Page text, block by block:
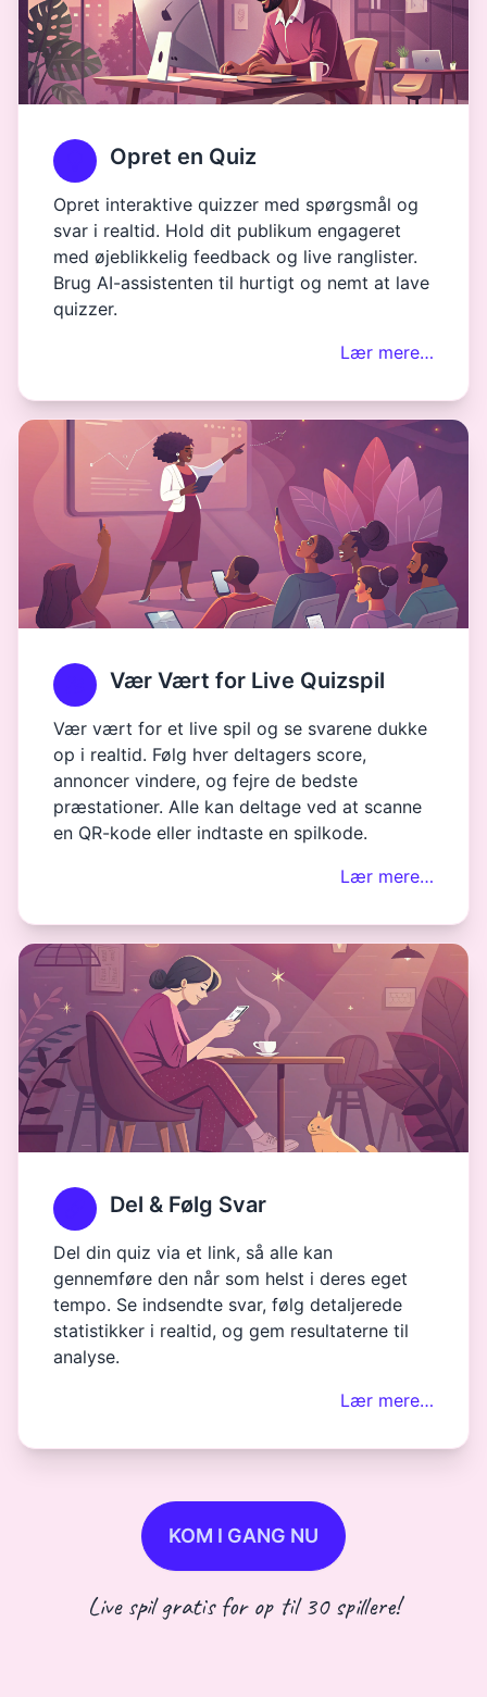
Opret en Quiz
Opret interaktive quizzer med spørgsmål og
svar i realtid. Hold dit publikum engageret
med øjeblikkelig feedback og live ranglister.
Brug AI-assistenten til hurtigt og nemt at lave
quizzer.
Lær mere…
Vær Vært for Live Quizspil
Vær vært for et live spil og se svarene dukke
op i realtid. Følg hver deltagers score,
annoncer vindere, og fejre de bedste
præstationer. Alle kan deltage ved at scanne
en QR-kode eller indtaste en spilkode.
Lær mere…
Del & Følg Svar
Del din quiz via et link, så alle kan
gennemføre den når som helst i deres eget
tempo. Se indsendte svar, følg detaljerede
statistikker i realtid, og gem resultaterne til
analyse.
Lær mere…
KOM I GANG NU
Live spil gratis for op til 30 spillere!